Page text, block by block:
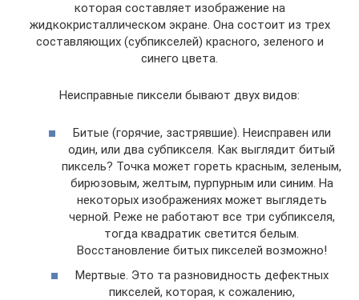
которая составляет изображение на
жидкокристаллическом экране. Она состоит из трех
составляющих (субпикселей) красного, зеленого и
синего цвета.
Неисправные пиксели бывают двух видов:
Битые (горячие, застрявшие). Неисправен или
один, или два субпикселя. Как выглядит битый
пиксель? Точка может гореть красным, зеленым,
бирюзовым, желтым, пурпурным или синим. На
некоторых изображениях может выглядеть
черной. Реже не работают все три субпикселя,
тогда квадратик светится белым.
Восстановление битых пикселей возможно!
Мертвые. Это та разновидность дефектных
пикселей, которая, к сожалению,